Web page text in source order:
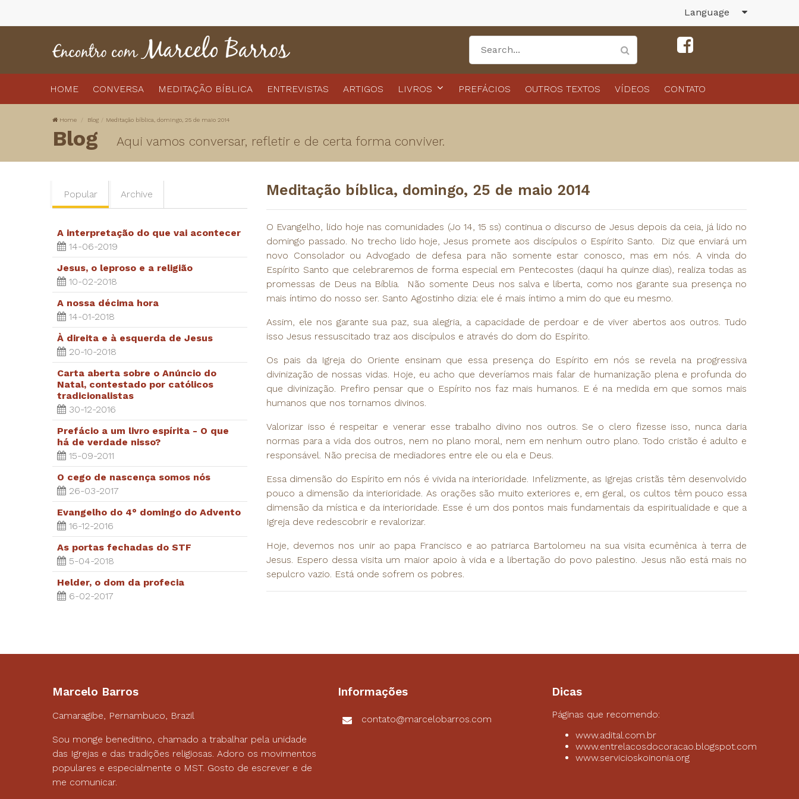
Language
HOME CONVERSA MEDITAÇÃO BÍBLICA ENTREVISTAS ARTIGOS LIVROS PREFÁCIOS OUTROS TEXTOS VÍDEOS CONTATO
Home Blog Meditação bíblica, domingo, 25 de maio 2014
Blog Aqui vamos conversar, refletir e de certa forma conviver.
Popular Archive
A interpretação do que vai acontecer
14-06-2019
Jesus, o leproso e a religião
10-02-2018
A nossa décima hora
14-01-2018
À direita e à esquerda de Jesus
20-10-2018
Carta aberta sobre o Anúncio do
Natal, contestado por católicos
tradicionalistas
30-12-2016
Prefácio a um livro espírita - O que
há de verdade nisso?
15-09-2011
O cego de nascença somos nós
26-03-2017
Evangelho do 4° domingo do Advento
16-12-2016
As portas fechadas do STF
5-04-2018
Helder, o dom da profecia
6-02-2017
Meditação bíblica, domingo, 25 de maio 2014
O Evangelho, lido hoje nas comunidades (Jo 14, 15 ss) continua o discurso de Jesus depois da ceia, já lido no
domingo passado. No trecho lido hoje, Jesus promete aos discípulos o Espírito Santo. Diz que enviará um
novo Consolador ou Advogado de defesa para não somente estar conosco, mas em nós. A vinda do
Espírito Santo que celebraremos de forma especial em Pentecostes (daqui ha quinze dias), realiza todas as
promessas de Deus na Bíblia. Não somente Deus nos salva e liberta, como nos garante sua presença no
mais íntimo do nosso ser. Santo Agostinho dizia: ele é mais íntimo a mim do que eu mesmo.
Assim, ele nos garante sua paz, sua alegria, a capacidade de perdoar e de viver abertos aos outros. Tudo
isso Jesus ressuscitado traz aos discípulos e através do dom do Espírito.
Os pais da Igreja do Oriente ensinam que essa presença do Espírito em nós se revela na progressiva
divinização de nossas vidas. Hoje, eu acho que deveríamos mais falar de humanização plena e profunda do
que divinização. Prefiro pensar que o Espírito nos faz mais humanos. E é na medida em que somos mais
humanos que nos tornamos divinos.
Valorizar isso é respeitar e venerar esse trabalho divino nos outros. Se o clero fizesse isso, nunca daria
normas para a vida dos outros, nem no plano moral, nem em nenhum outro plano. Todo cristão é adulto e
responsável. Não precisa de mediadores entre ele ou ela e Deus.
Essa dimensão do Espírito em nós é vivida na interioridade. Infelizmente, as Igrejas cristãs têm desenvolvido
pouco a dimensão da interioridade. As orações são muito exteriores e, em geral, os cultos têm pouco essa
dimensão da mística e da interioridade. Esse é um dos pontos mais fundamentais da espiritualidade e que a
Igreja deve redescobrir e revalorizar.
Hoje, devemos nos unir ao papa Francisco e ao patriarca Bartolomeu na sua visita ecumênica à terra de
Jesus. Espero dessa visita um maior apoio à vida e a libertação do povo palestino. Jesus não está mais no
sepulcro vazio. Está onde sofrem os pobres.
Marcelo Barros
Camaragibe, Pernambuco, Brazil
Sou monge beneditino, chamado a trabalhar pela unidade
das Igrejas e das tradições religiosas. Adoro os movimentos
populares e especialmente o MST. Gosto de escrever e de
me comunicar.
Informações
contato@marcelobarros.com
Dicas
Páginas que recomendo:
www.adital.com.br
www.entrelacosdocoracao.blogspot.com
www.servicioskoinonia.org